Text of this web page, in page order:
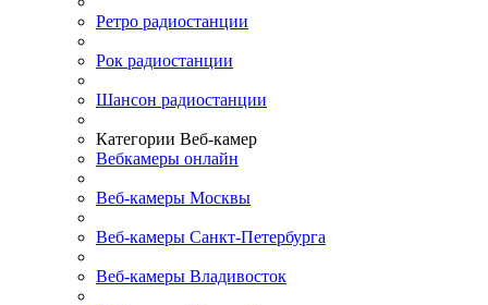
Ретро радиостанции
Рок радиостанции
Шансон радиостанции
Категории Веб-камер
Вебкамеры онлайн
Веб-камеры Москвы
Веб-камеры Санкт-Петербурга
Веб-камеры Владивосток